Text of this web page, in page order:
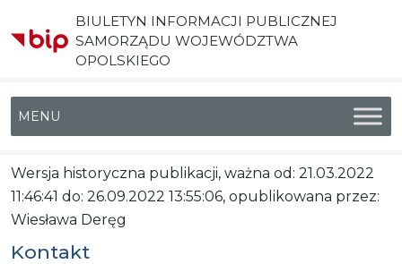
BIULETYN INFORMACJI PUBLICZNEJ
SAMORZĄDU WOJEWÓDZTWA
OPOLSKIEGO
Menu główne
Wersja historyczna publikacji, ważna od: 21.03.2022
11:46:41 do: 26.09.2022 13:55:06, opublikowana przez:
Wiesława Deręg
Kontakt